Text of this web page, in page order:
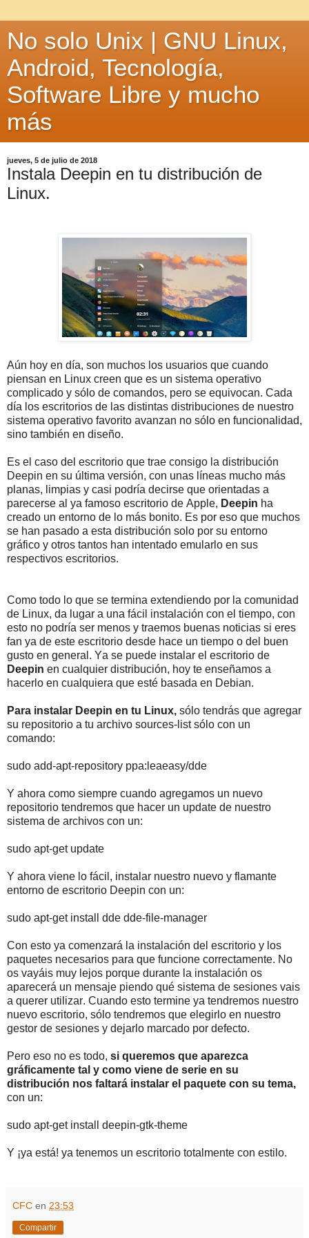
No solo Unix | GNU Linux,
Android, Tecnología,
Software Libre y mucho
más
jueves, 5 de julio de 2018
Instala Deepin en tu distribución de
Linux.
Aún hoy en día, son muchos los usuarios que cuando
piensan en Linux creen que es un sistema operativo
complicado y sólo de comandos, pero se equivocan. Cada
día los escritorios de las distintas distribuciones de nuestro
sistema operativo favorito avanzan no sólo en funcionalidad,
sino también en diseño.
Es el caso del escritorio que trae consigo la distribución
Deepin en su última versión, con unas líneas mucho más
planas, limpias y casi podría decirse que orientadas a
parecerse al ya famoso escritorio de Apple, Deepin ha
creado un entorno de lo más bonito. Es por eso que muchos
se han pasado a esta distribución solo por su entorno
gráfico y otros tantos han intentado emularlo en sus
respectivos escritorios.
Como todo lo que se termina extendiendo por la comunidad
de Linux, da lugar a una fácil instalación con el tiempo, con
esto no podría ser menos y traemos buenas noticias si eres
fan ya de este escritorio desde hace un tiempo o del buen
gusto en general. Ya se puede instalar el escritorio de
Deepin en cualquier distribución, hoy te enseñamos a
hacerlo en cualquiera que esté basada en Debian.
Para instalar Deepin en tu Linux, sólo tendrás que agregar
su repositorio a tu archivo sources-list sólo con un
comando:
sudo add-apt-repository ppa:leaeasy/dde
Y ahora como siempre cuando agregamos un nuevo
repositorio tendremos que hacer un update de nuestro
sistema de archivos con un:
sudo apt-get update
Y ahora viene lo fácil, instalar nuestro nuevo y flamante
entorno de escritorio Deepin con un:
sudo apt-get install dde dde-file-manager
Con esto ya comenzará la instalación del escritorio y los
paquetes necesarios para que funcione correctamente. No
os vayáis muy lejos porque durante la instalación os
aparecerá un mensaje piendo qué sistema de sesiones vais
a querer utilizar. Cuando esto termine ya tendremos nuestro
nuevo escritorio, sólo tendremos que elegirlo en nuestro
gestor de sesiones y dejarlo marcado por defecto.
Pero eso no es todo, si queremos que aparezca
gráficamente tal y como viene de serie en su
distribución nos faltará instalar el paquete con su tema,
con un:
sudo apt-get install deepin-gtk-theme
Y ¡ya está! ya tenemos un escritorio totalmente con estilo.
CFC en 23:53
Compartir